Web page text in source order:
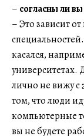
– согласны ли
– Это зависит
касался,
университетах.
лично не вижу
том, что люди
компьютерные
вы не будете